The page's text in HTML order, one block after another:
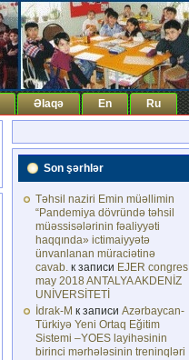
Əlaqə En Ru
Son şərhlər
Təhsil naziri Emin müəllimin
“Pandemiya dövründə təhsil
müəssisələrinin fəaliyyəti
haqqında» ictimaiyyətə
ünvanlanan müraciətinə
cavab. к записи EJER congres
may 2018 ANTALYA AKDENİZ
UNİVERSİTETİ
İdrak-M к записи Azərbaycan-
Türkiyə Yeni Ortaq Eğitim
Sistemi –YOES layihəsinin
birinci mərhələsinin treninqləri